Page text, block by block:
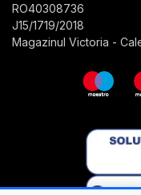
RO40308736
J15/1719/2018
Magazinul Victoria -